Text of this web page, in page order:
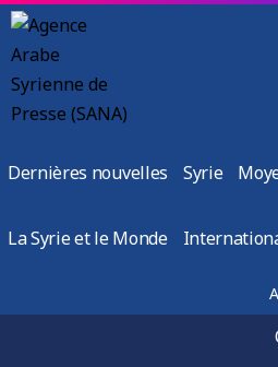
Dernières nouvelles Syrie
La Syrie et le Monde